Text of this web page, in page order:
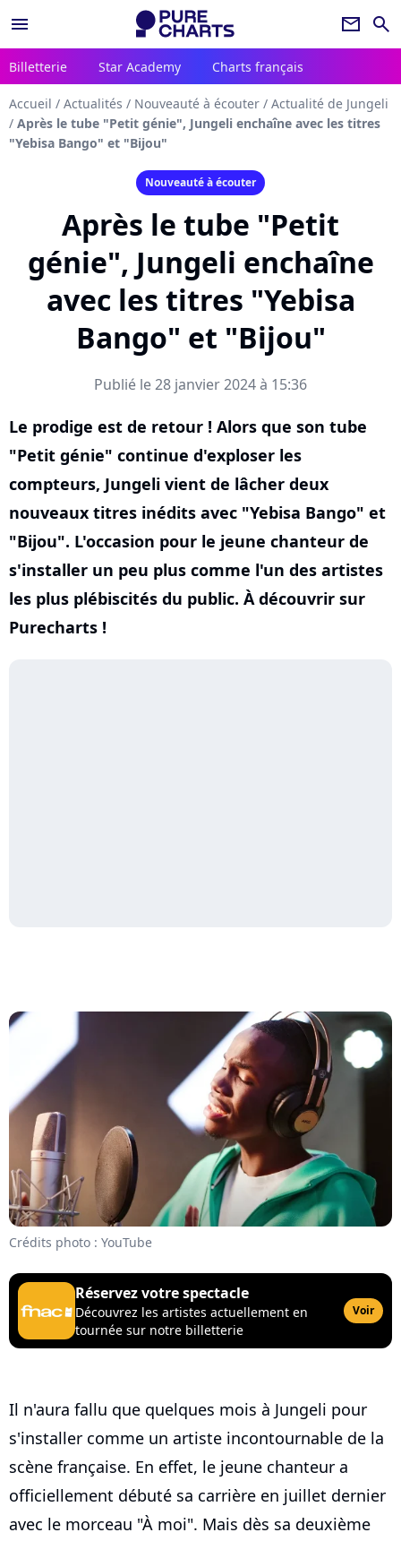
menu newsletter search
Billetterie Star Academy Charts français
Accueil / Actualités / Nouveauté à écouter / Actualité de Jungeli
/ Après le tube "Petit génie", Jungeli enchaîne avec les titres
"Yebisa Bango" et "Bijou"
Nouveauté à écouter
Après le tube "Petit
génie", Jungeli enchaîne
avec les titres "Yebisa
Bango" et "Bijou"
Publié le 28 janvier 2024 à 15:36
Le prodige est de retour ! Alors que son tube
"Petit génie" continue d'exploser les
compteurs, Jungeli vient de lâcher deux
nouveaux titres inédits avec "Yebisa Bango" et
"Bijou". L'occasion pour le jeune chanteur de
s'installer un peu plus comme l'un des artistes
les plus plébiscités du public. À découvrir sur
Purecharts !
Crédits photo : YouTube
Réservez votre spectacle
Découvrez les artistes actuellement en
tournée sur notre billetterie
Voir
Il n'aura fallu que quelques mois à Jungeli pour
s'installer comme un artiste incontournable de la
scène française. En effet, le jeune chanteur a
officiellement débuté sa carrière en juillet dernier
avec le morceau "À moi". Mais dès sa deuxième